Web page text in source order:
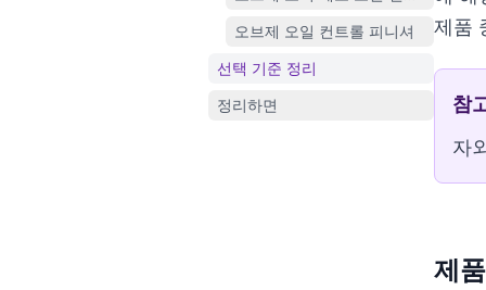
오브제 오일 컨트롤 피니셔
선택 기준 정리
정리하면
제품
참
자
제